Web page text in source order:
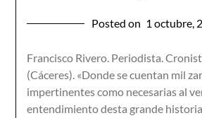
Posted on 1 octubre,
Francisco Rivero. Periodista.
(Cáceres). «Donde se cuentan mil
impertinentes como necesarias al
entendimiento desta grande